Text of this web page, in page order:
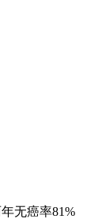
无癌率81%